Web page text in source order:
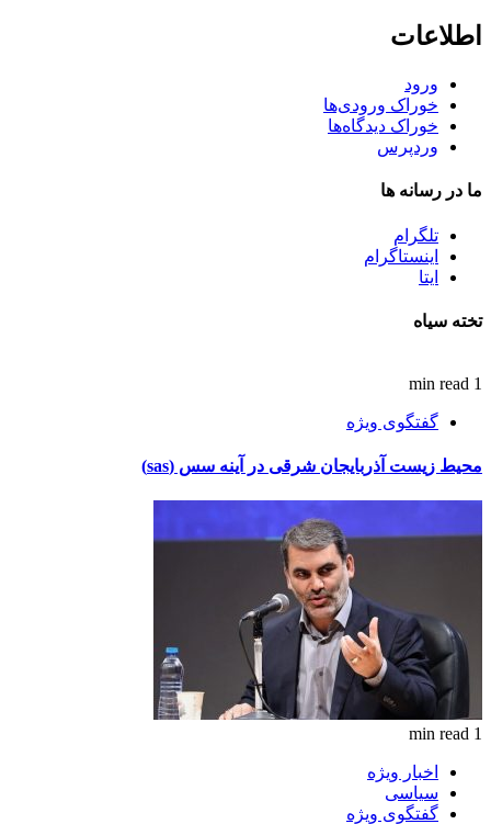
اطلاعات
ورود
خوراک ورودی‌ها
خوراک دیدگاه‌ها
وردپرس
ما در رسانه ها
تلگرام
اینستاگرام
ایتا
تخته سیاه
1 min read
گفتگوی ویژه
محیط زیست آذربایجان شرقی در آینه سس (sas)
1 min read
اخبار ویژه
سیاسی
گفتگوی ویژه